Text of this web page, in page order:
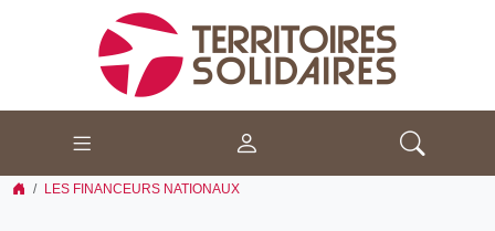
LES FINANCEURS NATIONAUX